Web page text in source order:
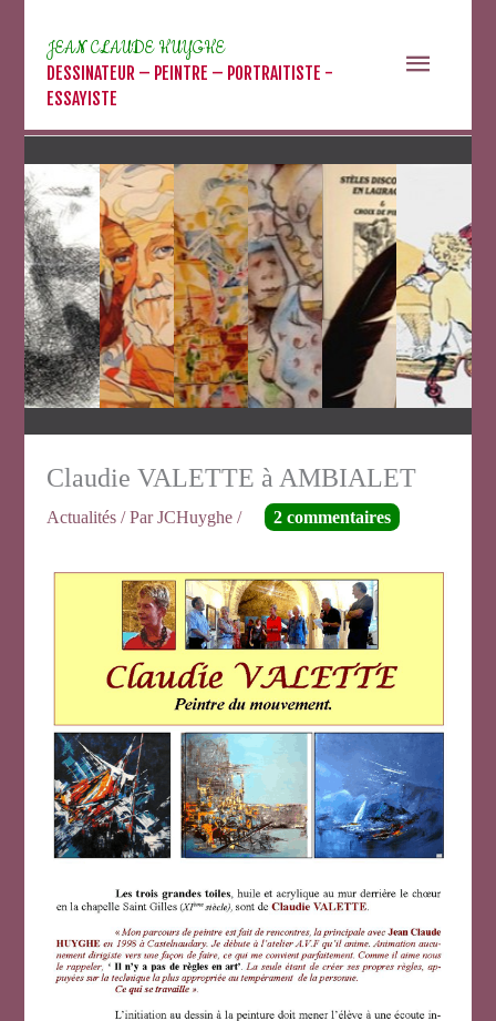
contenu
JEAN CLAUDE HUYGHE
DESSINATEUR – PEINTRE – PORTRAITISTE -
ESSAYISTE
Menu
Claudie VALETTE à AMBIALET
Actualités / ParJCHuyghe/ 2 commentaires